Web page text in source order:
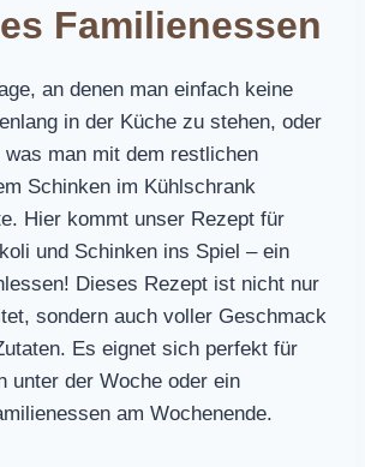
Familienessen
an denen man einfach keine
in der Küche zu stehen, oder
man mit dem restlichen
Schinken im Kühlschrank
Hier kommt unser Rezept für
und Schinken ins Spiel – ein
Dieses Rezept ist nicht nur
sondern auch voller Geschmack
Es eignet sich perfekt für
unter der Woche oder ein
am Wochenende.